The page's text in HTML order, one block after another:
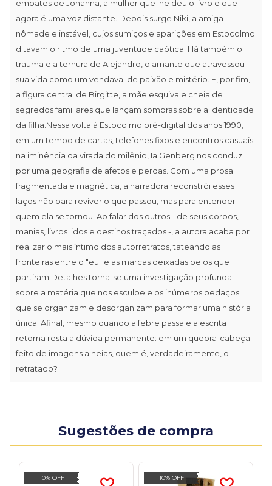
embates de Johanna, a mulher que lhe deu o livro e que
agora é uma voz distante. Depois surge Niki, a amiga
nômade e instável, cujos sumiços e aparições em Estocolmo
ditavam o ritmo de uma juventude caótica. Há também o
trauma e a ternura de Alejandro, o amante que atravessou
sua vida como um vendaval de paixão e mistério. E, por fim,
a figura central de Birgitte, a mãe esquiva e cheia de
segredos familiares que lançam sombras sobre a identidade
da filha.Nessa volta à Estocolmo pré-digital dos anos 1990,
em um tempo de cartas, telefones fixos e encontros casuais
na iminência da virada do milênio, Ia Genberg nos conduz
por uma geografia de afetos e perdas. Com uma prosa
fragmentada e magnética, a narradora reconstrói esses
laços não para reviver o que passou, mas para entender
quem ela se tornou. Ao falar dos outros - de seus corpos,
manias, livros lidos e destinos traçados -, a autora acaba por
realizar o mais íntimo dos autorretratos, tateando as
fronteiras entre o "eu" e as marcas deixadas pelos que
partiram.Detalhes torna-se uma investigação profunda
sobre a matéria que nos esculpe e os inúmeros pedaços
que se organizam e desorganizam para formar uma história
única. Afinal, mesmo quando a febre passa e a escrita
retorna resta a dúvida permanente: em um quebra-cabeça
feito de imagens alheias, quem é, verdadeiramente, o
retratado?
Sugestões de compra
10% OFF 10% OFF